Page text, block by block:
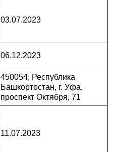
03.07.2023
06.12.2023
450054, Республика
Башкортостан, г. Уфа,
проспект Октября, 71
11.07.2023